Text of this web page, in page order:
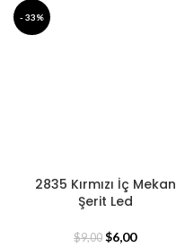
- 33%
2835 Kırmızı İç Mekan
Şerit Led
$9,00 $6,00